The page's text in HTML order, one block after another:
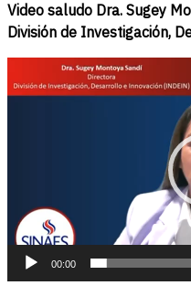
Video saludo Dra. Sugey
División de Investigación,
Reproductor
de
vídeo
00:00